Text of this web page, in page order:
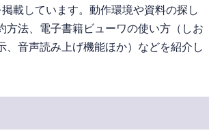
掲載しています。動作環境や資料の探し
方法、電子書籍ビューワの使い方（しお
、音声読み上げ機能ほか）などを紹介し